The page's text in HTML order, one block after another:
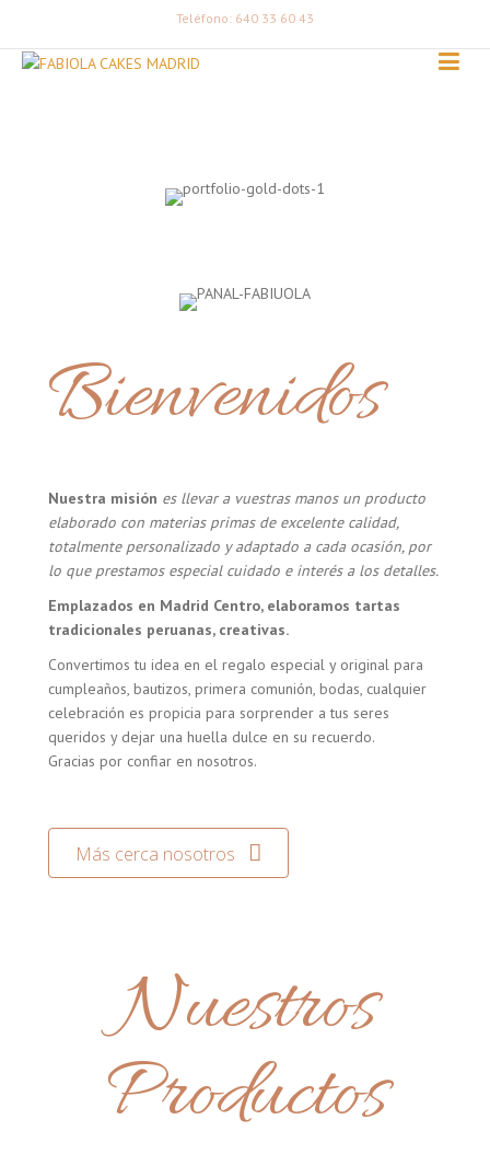
Teléfono: 640 33 60 43
Bienvenidos
Nuestra misión es llevar a vuestras manos un producto
elaborado con materias primas de excelente calidad,
totalmente personalizado y adaptado a cada ocasión, por
lo que prestamos especial cuidado e interés a los detalles.
Emplazados en Madrid Centro, elaboramos tartas
tradicionales peruanas, creativas.
Convertimos tu idea en el regalo especial y original para
cumpleaños, bautizos, primera comunión, bodas, cualquier
celebración es propicia para sorprender a tus seres
queridos y dejar una huella dulce en su recuerdo.
Gracias por confiar en nosotros.
Más cerca nosotros
Nuestros
Productos